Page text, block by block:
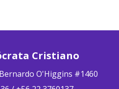
Cristiano
O'Higgins #1460